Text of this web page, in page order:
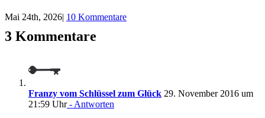
Mai 24th, 2026| 10 Kommentare
3 Kommentare
Franzy vom Schlüssel zum Glück 29. November 2016 um
21:59 Uhr- Antworten